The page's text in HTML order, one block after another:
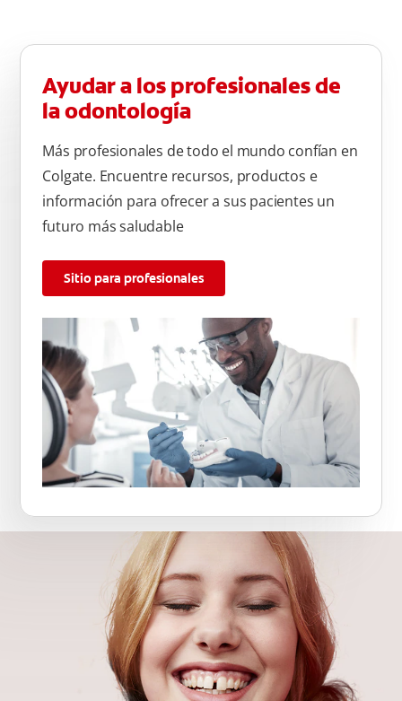
Ayudar a los profesionales de
la odontología
Más profesionales de todo el mundo confían en
Colgate. Encuentre recursos, productos e
información para ofrecer a sus pacientes un
futuro más saludable
Sitio para profesionales